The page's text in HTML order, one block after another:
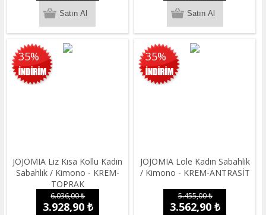
35%
JOJOMIA Liz Kısa Kollu Kadın
Sabahlık / Kimono - KREM-
TOPRAK
6.036,00 ₺
3.928,90 ₺
35%
JOJOMIA Lole Kadın Sabahlık
/ Kimono - KREM-ANTRASİT
5.455,00 ₺
3.562,90 ₺